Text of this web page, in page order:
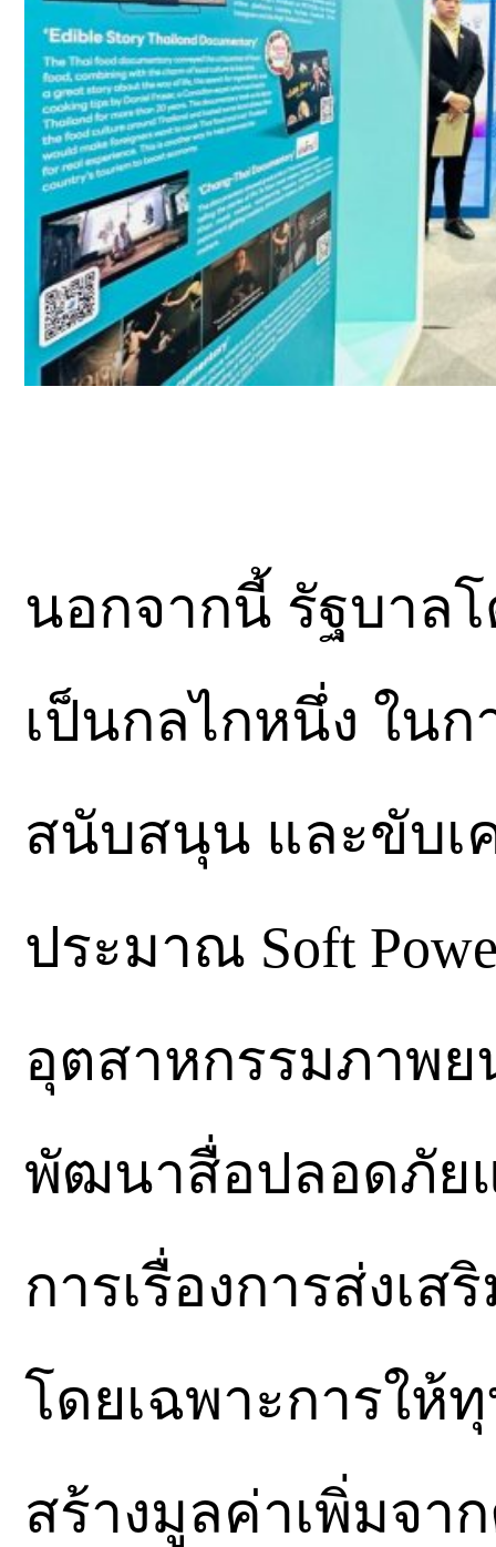
นอกจากนี้ รัฐบาล
เป็นกลไกหนึ่ง ใน
สนับสนุน และขับเ
ประมาณ Soft
อุตสาหกรรมภาพ
พัฒนาสื่อปลอดภัย
การเรื่องการส่งเส
โดยเฉพาะการให้
สร้างมูลค่าเพิ่มจ